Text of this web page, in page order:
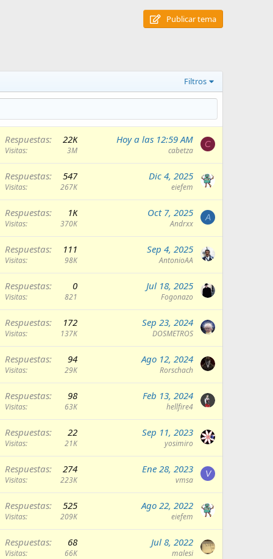
Publicar tema
Filtros
Respuestas 22K
Visitas 3M
Hoy a las 12:59 AM
cabetza
C
Respuestas 547
Visitas 267K
Dic 4, 2025
eiefem
Respuestas 1K
Visitas 370K
Oct 7, 2025
Andrxx
A
Respuestas 111
Visitas 98K
Sep 4, 2025
AntonioAA
Respuestas 0
Visitas 821
Jul 18, 2025
Fogonazo
Respuestas 172
Visitas 137K
Sep 23, 2024
DOSMETROS
Respuestas 94
Visitas 29K
Ago 12, 2024
Rorschach
Respuestas 98
Visitas 63K
Feb 13, 2024
hellfire4
Respuestas 22
Visitas 21K
Sep 11, 2023
yosimiro
Respuestas 274
Visitas 223K
Ene 28, 2023
vmsa
V
Respuestas 525
Visitas 209K
Ago 22, 2022
eiefem
Respuestas 68
Visitas 66K
Jul 8, 2022
malesi